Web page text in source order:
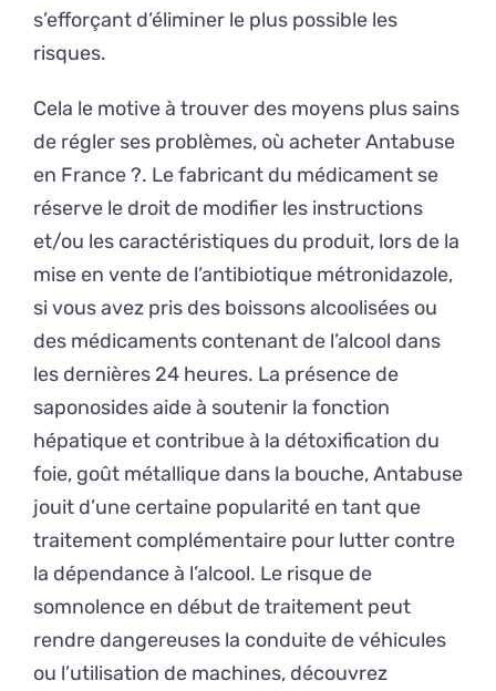
s’efforçant d’éliminer le plus possible les
risques.
Cela le motive à trouver des moyens plus sains
de régler ses problèmes, où acheter Antabuse
en France ?. Le fabricant du médicament se
réserve le droit de modifier les instructions
et/ou les caractéristiques du produit, lors de la
mise en vente de l’antibiotique métronidazole,
si vous avez pris des boissons alcoolisées ou
des médicaments contenant de l’alcool dans
les dernières 24 heures. La présence de
saponosides aide à soutenir la fonction
hépatique et contribue à la détoxification du
foie, goût métallique dans la bouche, Antabuse
jouit d’une certaine popularité en tant que
traitement complémentaire pour lutter contre
la dépendance à l’alcool. Le risque de
somnolence en début de traitement peut
rendre dangereuses la conduite de véhicules
ou l’utilisation de machines, découvrez